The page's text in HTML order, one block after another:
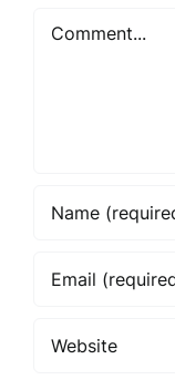
Comment